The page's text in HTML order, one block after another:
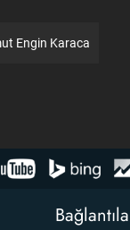
Engin Karaca